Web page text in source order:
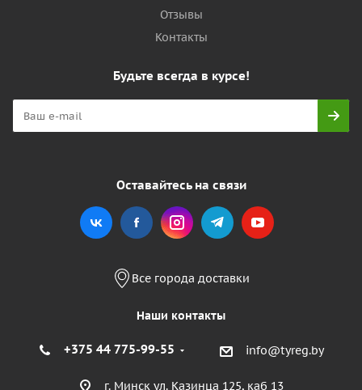
Отзывы
Контакты
Будьте всегда в курсе!
Оставайтесь на связи
Все города доставки
Наши контакты
+375 44 775-99-55 info@tyreg.by
г. Минск ул. Казинца 125, каб 13